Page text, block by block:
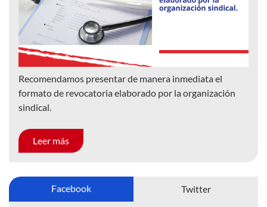
Recomendamos presentar de manera inmediata el
formato de revocatoria elaborado por la organización
sindical.
Leer más
Facebook Twitter